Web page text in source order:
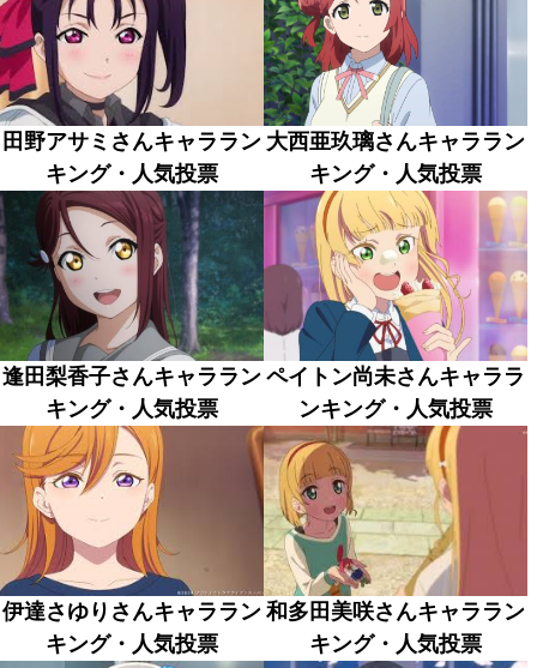
田野アサミさんキャララン
キング・人気投票
大西亜玖璃さんキャララン
キング・人気投票
逢田梨香子さんキャララン
キング・人気投票
ペイトン尚未さんキャララ
ンキング・人気投票
伊達さゆりさんキャララン
キング・人気投票
和多田美咲さんキャララン
キング・人気投票